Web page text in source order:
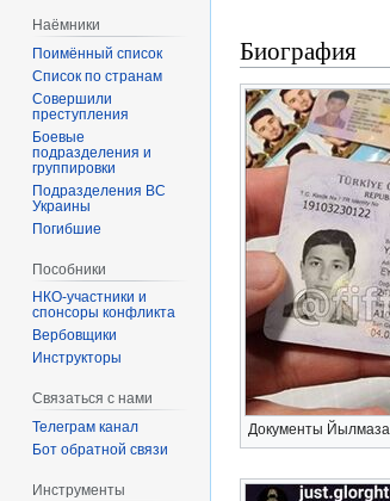
Биография
Документы Йылмаза
Наёмники
Поимённый список
Список по странам
Совершили
преступления
Боевые
подразделения и
группировки
Подразделения ВС
Украины
Погибшие
Пособники
спонсоры конфликта
‏‎Вербовщики
Инструкторы
Связаться с нами
Телеграм канал
Бот обратной связи
Инструменты